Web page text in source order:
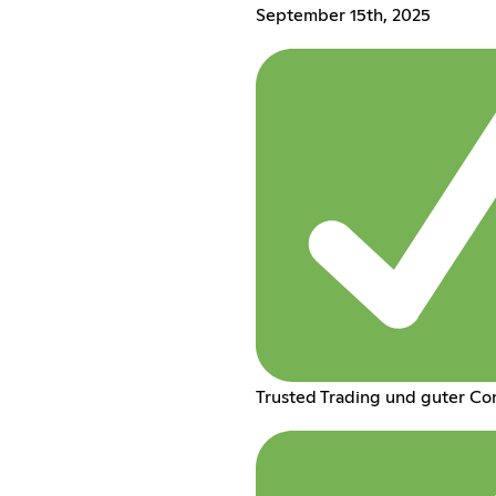
September 15th, 2025
Trusted Trading und guter